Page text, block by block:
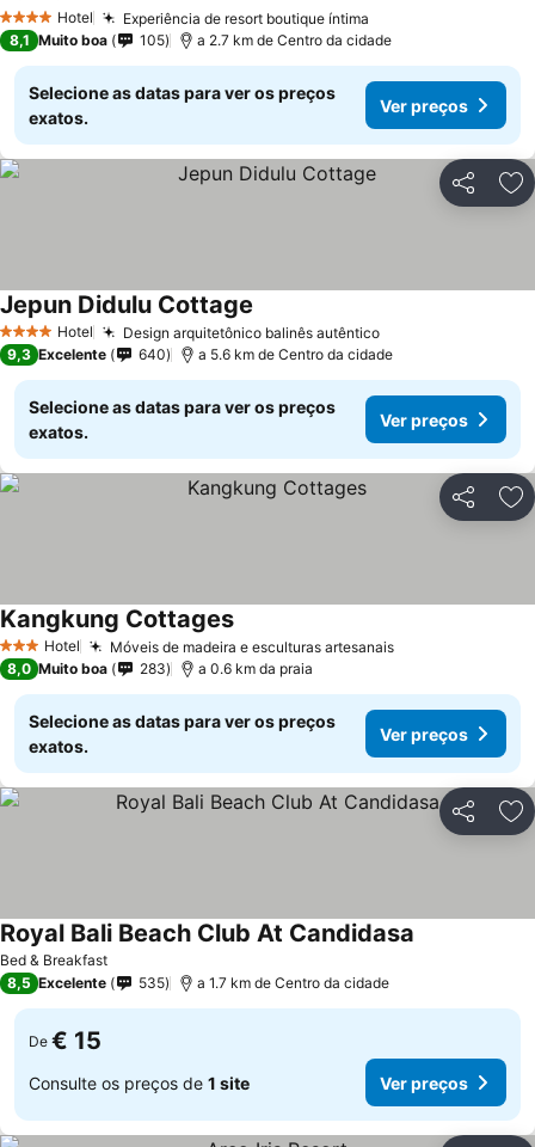
4 EstrelasHotel Experiência de resort boutique íntima
8,1 Muito boa 105 a 2.7 km de Centro da cidade
Selecione as datas para ver os preços
exatos.
Ver preços
Partilhar
4 EstrelasHotel Design arquitetônico balinês autêntico
Jepun Didulu Cottage
9,3 Excelente 640 a 5.6 km de Centro da cidade
Selecione as datas para ver os preços
exatos.
Ver preços
Partilhar
3 EstrelasHotel Móveis de madeira e esculturas artesanais
Kangkung Cottages
8,0 Muito boa 283 a 0.6 km da praia
Selecione as datas para ver os preços
exatos.
Ver preços
Partilhar
Bed & Breakfast
Royal Bali Beach Club At Candidasa
8,5 Excelente 535 a 1.7 km de Centro da cidade
De € 15
Consulte os preços de 1 site Ver preços